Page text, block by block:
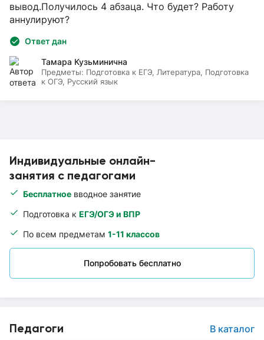
Индивидуальные онлайн-
занятия с педагогами
Бесплатное вводное занятие
Подготовка к ЕГЭ/ОГЭ и ВПР
По всем предметам 1-11 классов
Попробовать бесплатно
Педагоги В каталог
вывод.Получилось 4 абзаца. Что будет? Работу
аннулируют?
Ответ дан
Тамара Кузьминична
Предметы: Подготовка к ЕГЭ, Литература, Подготовка
к ОГЭ, Русский язык